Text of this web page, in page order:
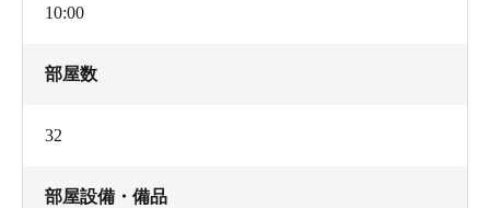
10:00
部屋数
32
部屋設備・備品